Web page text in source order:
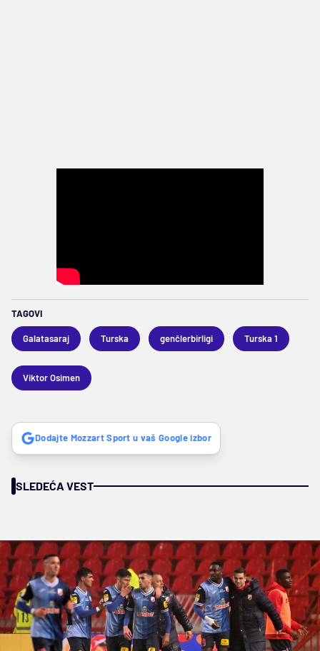
TAGOVI
Galatasaraj Turska genčlerbirligi Turska 1
Viktor Osimen
Dodajte Mozzart Sport u vaš Google izbor
SLEDEĆA VEST